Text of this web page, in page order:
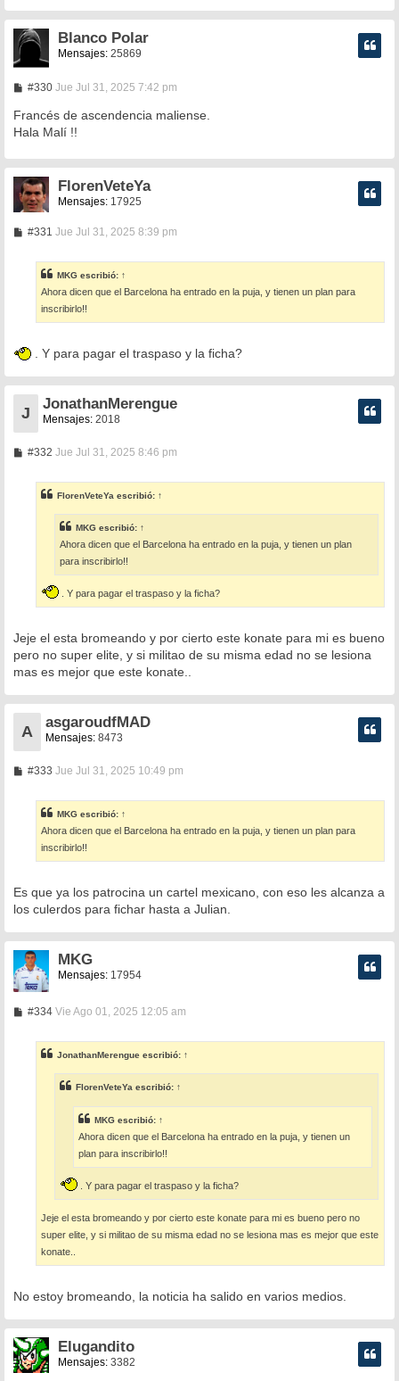
e
Blanco Polar
Mensajes: 25869
#330M
n
s
a
e
Jue Jul 31, 2025 7:42 pm
Francés de ascendencia maliense.
Hala Malí !!
FlorenVeteYa
Mensajes: 17925
#331 M
s
a
j
e
Jue Jul 31, 2025 8:39 pm
MKG escribió: ↑
Ahora dicen que el Barcelona ha entrado en la puja, y tienen un plan para
inscribirlo!!
. Y para pagar el traspaso y la ficha?
J
JonathanMerengue
Mensajes: 2018
#332M
s
a
Jue Jul 31, 2025 8:46 pm
FlorenVeteYa escribió: ↑
MKG escribió: ↑
Ahora dicen que el Barcelona ha entrado en la puja, y tienen un plan
para inscribirlo!!
. Y para pagar el traspaso y la ficha?
Jeje el esta bromeando y por cierto este konate para mi es bueno
pero no super elite, y si militao de su misma edad no se lesiona
mas es mejor que este konate..
A
asgaroudfMAD
Mensajes: 8473
#333M
s
a
j
e
Jue Jul 31, 2025 10:49 pm
MKG escribió: ↑
Ahora dicen que el Barcelona ha entrado en la puja, y tienen un plan para
inscribirlo!!
Es que ya los patrocina un cartel mexicano, con eso les alcanza a
los culerdos para fichar hasta a Julian.
MKG
Mensajes: 17954
#334M
s
a
Vie Ago 01, 2025 12:05 am
JonathanMerengue escribió: ↑
FlorenVeteYa escribió: ↑
MKG escribió: ↑
Ahora dicen que el Barcelona ha entrado en la puja, y tienen un
plan para inscribirlo!!
. Y para pagar el traspaso y la ficha?
Jeje el esta bromeando y por cierto este konate para mi es bueno pero no
super elite, y si militao de su misma edad no se lesiona mas es mejor que este
konate..
No estoy bromeando, la noticia ha salido en varios medios.
Elugandito
Mensajes: 3382